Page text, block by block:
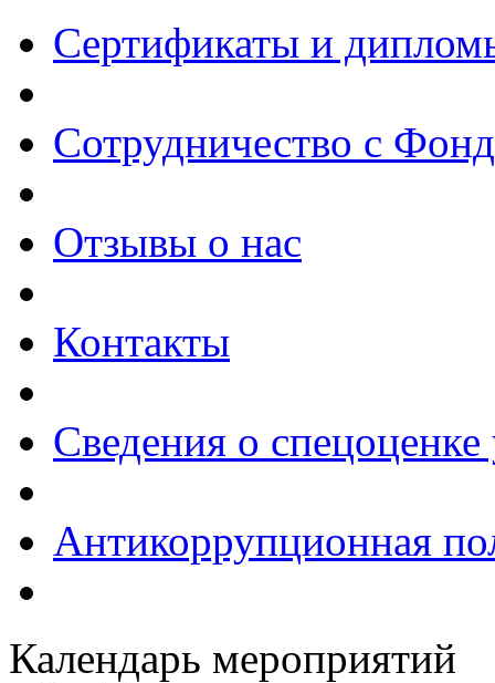
Сертификаты и
Сотрудничество с
Отзывы о нас
Контакты
Сведения о
Антикоррупционная
Календарь мероприятий